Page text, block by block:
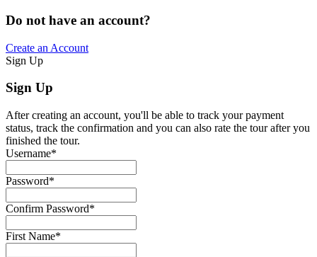
Do not have an account?
Create an Account
Sign Up
Sign Up
After creating an account, you'll be able to track your payment
status, track the confirmation and you can also rate the tour after you
finished the tour.
Username*
Password*
Confirm Password*
First Name*